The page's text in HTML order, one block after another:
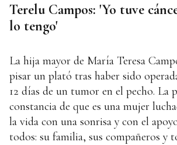
Terelu Campos: 'Yo tuve
lo tengo'
La hija mayor de María Teresa
pisar un plató tras haber sido
12 días de un tumor en el pecho. La
constancia de que es una mujer
la vida con una sonrisa y con el
todos: su familia, sus compañeros y